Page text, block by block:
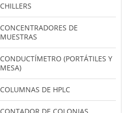
CHILLERS
CONCENTRADORES DE
MUESTRAS
CONDUCTÍMETRO (PORTÁTILES Y
MESA)
COLUMNAS DE HPLC
CONTADOR DE COLONIAS